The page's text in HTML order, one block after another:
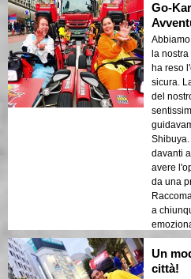
a
coloro
vivere
unico!
Go-
la
ha reso
sicura.
del
davanti
avere
da una
a
vedere
Un
città!